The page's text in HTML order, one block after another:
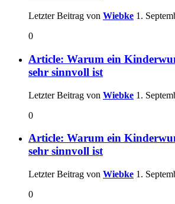
Letzter Beitrag von Wiebke 1.
0
Article: Warum ein
sehr sinnvoll ist
Letzter Beitrag von Wiebke 1.
0
Article: Warum ein
sehr sinnvoll ist
Letzter Beitrag von Wiebke 1.
0